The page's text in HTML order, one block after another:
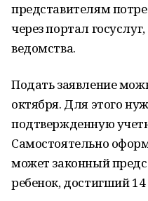
представителям
через портал
ведомства.
Подать заявление
октября. Для этого
подтвержденную
Самостоятельно
может законный
ребенок, достигший 14